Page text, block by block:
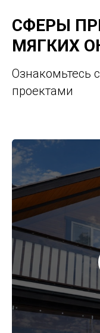
СФЕРЫ
МЯГКИХ
Ознакомьтесь
проектами